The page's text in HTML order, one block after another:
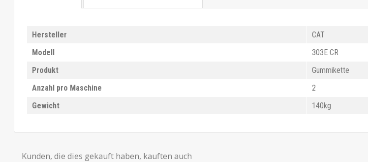
Hersteller
CAT
Modell
303E CR
Produkt
Gummikette
Anzahl pro Maschine
2
Gewicht
140kg
Kunden, die dies gekauft haben, kauften auch